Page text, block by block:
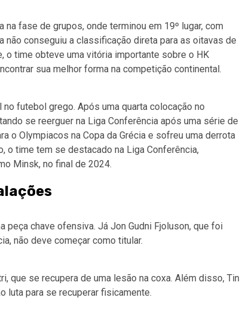
fase de grupos, onde terminou em 19º lugar, com
conseguiu a classificação direta para as oitavas de
o time obteve uma vitória importante sobre o HK
sua melhor forma na competição continental.
futebol grego. Após uma quarta colocação no
se reerguer na Liga Conferência após uma série de
o Olympiacos na Copa da Grécia e sofreu uma derrota
o time tem se destacado na Liga Conferência,
Minsk, no final de 2024.
chave ofensiva. Já Jon Gudni Fjoluson, que foi
não deve começar como titular.
que se recupera de uma lesão na coxa. Além disso, Tin
luta para se recuperar fisicamente.